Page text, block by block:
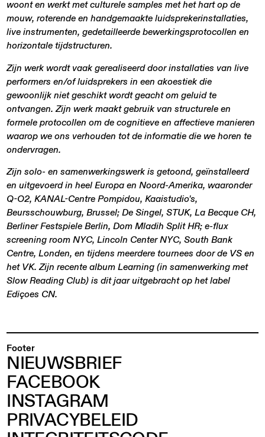
woont en werkt met culturele samples met het hart op de
mouw, roterende en handgemaakte luidsprekerinstallaties,
live instrumenten, gedetailleerde bewerkingsprotocollen en
horizontale tijdstructuren.
Zijn werk wordt vaak gerealiseerd door installaties van live
performers en/of luidsprekers in een akoestiek die
gewoonlijk niet geschikt wordt geacht om geluid te
ontvangen. Zijn werk maakt gebruik van structurele en
formele protocollen om de cognitieve en affectieve manieren
waarop we ons verhouden tot de informatie die we horen te
ondervragen.
Zijn solo- en samenwerkingswerk is getoond, geïnstalleerd
en uitgevoerd in heel Europa en Noord-Amerika, waaronder
Q-O2, KANAL-Centre Pompidou, Kaaistudio's,
Beursschouwburg, Brussel; De Singel, STUK, La Becque CH,
Berliner Festspiele Berlin, Dom Mladih Split HR; e-flux
screening room NYC, Lincoln Center NYC, South Bank
Centre, Londen, en tijdens meerdere tournees door de VS en
het VK. Zijn recente album Learning (in samenwerking met
Slow Reading Club) is dit jaar uitgebracht op het label
Ediçoes CN.
Footer
NIEUWSBRIEF
FACEBOOK
INSTAGRAM
PRIVACYBELEID